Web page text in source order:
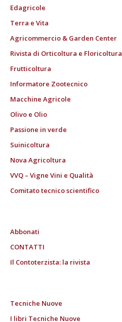
Edagricole
Terra e Vita
Agricommercio & Garden Center
Rivista di Orticoltura e Floricoltura
Frutticoltura
Informatore Zootecnico
Macchine Agricole
Olivo e Olio
Passione in verde
Suinicoltura
Nova Agricoltura
VVQ – Vigne Vini e Qualità
Comitato tecnico scientifico
Abbonati
CONTATTI
Il Contoterzista: la rivista
Tecniche Nuove
I libri Tecniche Nuove